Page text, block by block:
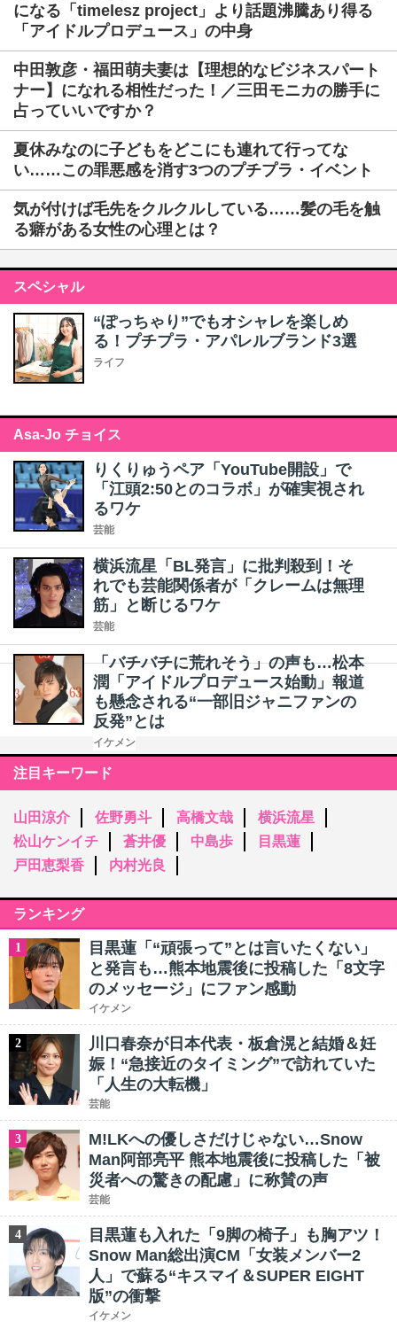
になる「timelesz project」より話題沸騰あり得る
「アイドルプロデュース」の中身
中田敦彦・福田萌夫妻は【理想的なビジネスパート
ナー】になれる相性だった！／三田モニカの勝手に
占っていいですか？
夏休みなのに子どもをどこにも連れて行ってな
い……この罪悪感を消す3つのプチプラ・イベント
気が付けば毛先をクルクルしている……髪の毛を触
る癖がある女性の心理とは？
スペシャル
“ぽっちゃり”でもオシャレを楽しめ
る！プチプラ・アパレルブランド3選
ライフ
Asa-Jo チョイス
りくりゅうペア「YouTube開設」で
「江頭2:50とのコラボ」が確実視され
るワケ
芸能
横浜流星「BL発言」に批判殺到！そ
れでも芸能関係者が「クレームは無理
筋」と断じるワケ
芸能
「バチバチに荒れそう」の声も…松本
潤「アイドルプロデュース始動」報道
も懸念される“一部旧ジャニファンの
反発”とは
イケメン
注目キーワード
山田涼介 佐野勇斗 高橋文哉
横浜流星
松山ケンイチ
蒼井優 中島歩
目黒蓮
戸田恵梨香
内村光良
ランキング
1
目黒蓮「“頑張って”とは言いたくない」
と発言も…熊本地震後に投稿した「8文字
のメッセージ」にファン感動
イケメン
2
川口春奈が日本代表・板倉滉と結婚＆妊
娠！“急接近のタイミング”で訪れていた
「人生の大転機」
芸能
3
M!LKへの優しさだけじゃない…Snow
Man阿部亮平 熊本地震後に投稿した「被
災者への驚きの配慮」に称賛の声
芸能
4
目黒蓮も入れた「9脚の椅子」も胸アツ！
Snow Man総出演CM「女装メンバー2
人」で蘇る“キスマイ＆SUPER EIGHT
版”の衝撃
イケメン